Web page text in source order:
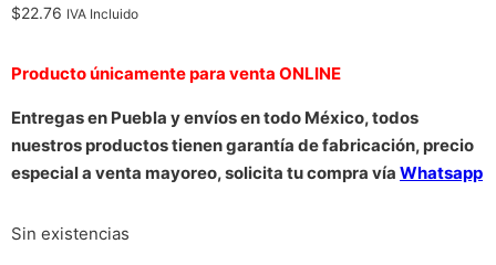
$22.76 IVA Incluido
Producto únicamente para venta ONLINE
Entregas en Puebla y envíos en todo México, todos
nuestros productos tienen garantía de fabricación, precio
especial a venta mayoreo, solicita tu compra vía Whatsapp
Sin existencias